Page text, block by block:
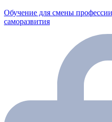
Обучение для смены
саморазвития